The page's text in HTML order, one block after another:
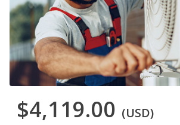
$4,119.00 (USD)